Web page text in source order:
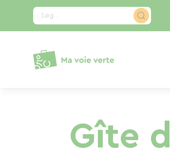
Søg...
Gîte
CCookie-styringspanel